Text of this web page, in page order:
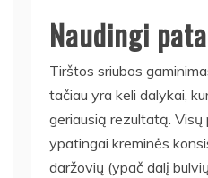
Naudingi
Tirštos sriubos
tačiau yra keli dalykai,
geriausią rezultatą. Visų
ypatingai kreminės
daržovių (ypač dalį